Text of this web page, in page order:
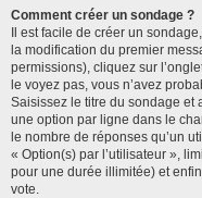
Comment créer un sondage ?
Il est facile de créer un
la modification du premier
permissions), cliquez sur
le voyez pas, vous n’avez
Saisissez le titre du sondage et
une option par ligne dans le
le nombre de réponses qu’un
« Option(s) par l’utilisateur »,
pour une durée illimitée) et
vote.